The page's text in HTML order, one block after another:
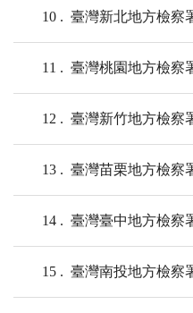
10 臺灣新北地方檢察
11 臺灣桃園地方檢察
12 臺灣新竹地方檢察
13 臺灣苗栗地方檢察
14 臺灣臺中地方檢察
15 臺灣南投地方檢察